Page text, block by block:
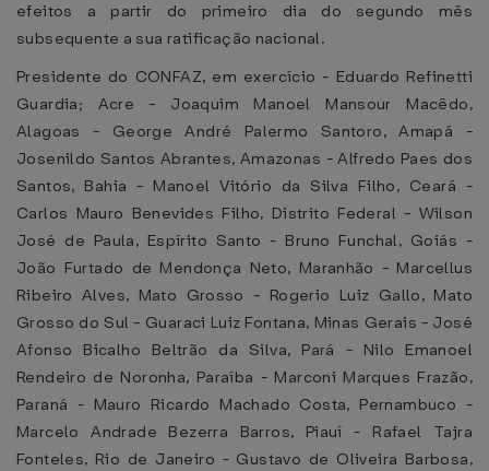
efeitos a partir do primeiro dia do segundo mês
subsequente a sua ratificação nacional.
Presidente do CONFAZ, em exercício - Eduardo Refinetti
Guardia; Acre - Joaquim Manoel Mansour Macêdo,
Alagoas - George André Palermo Santoro, Amapá -
Josenildo Santos Abrantes, Amazonas - Alfredo Paes dos
Santos, Bahia - Manoel Vitório da Silva Filho, Ceará -
Carlos Mauro Benevides Filho, Distrito Federal - Wilson
José de Paula, Espírito Santo - Bruno Funchal, Goiás -
João Furtado de Mendonça Neto, Maranhão - Marcellus
Ribeiro Alves, Mato Grosso - Rogerio Luiz Gallo, Mato
Grosso do Sul - Guaraci Luiz Fontana, Minas Gerais - José
Afonso Bicalho Beltrão da Silva, Pará - Nilo Emanoel
Rendeiro de Noronha, Paraíba - Marconi Marques Frazão,
Paraná - Mauro Ricardo Machado Costa, Pernambuco -
Marcelo Andrade Bezerra Barros, Piauí - Rafael Tajra
Fonteles, Rio de Janeiro - Gustavo de Oliveira Barbosa,